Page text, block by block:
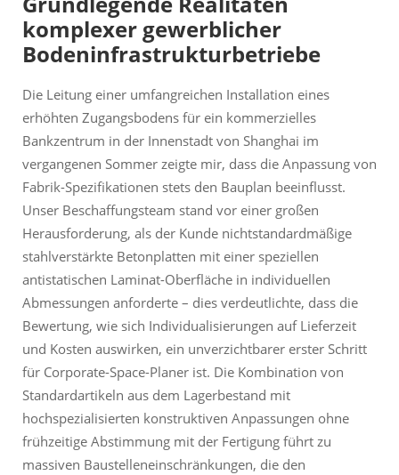
komplexer gewerblicher
Bodeninfrastrukturbetriebe
Die Leitung einer umfangreichen Installation eines
erhöhten Zugangsbodens für ein kommerzielles
Bankzentrum in der Innenstadt von Shanghai im
vergangenen Sommer zeigte mir, dass die Anpassung von
Fabrik-Spezifikationen stets den Bauplan beeinflusst.
Unser Beschaffungsteam stand vor einer großen
Herausforderung, als der Kunde nichtstandardmäßige
stahlverstärkte Betonplatten mit einer speziellen
antistatischen Laminat-Oberfläche in individuellen
Abmessungen anforderte – dies verdeutlichte, dass die
Bewertung, wie sich Individualisierungen auf Lieferzeit
und Kosten auswirken, ein unverzichtbarer erster Schritt
für Corporate-Space-Planer ist. Die Kombination von
Standardartikeln aus dem Lagerbestand mit
hochspezialisierten konstruktiven Anpassungen ohne
frühzeitige Abstimmung mit der Fertigung führt zu
massiven Baustelleneinschränkungen, die den